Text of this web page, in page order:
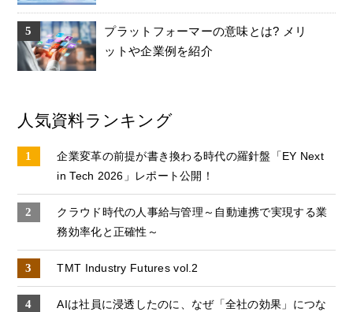
プラットフォーマーの意味とは? メリ
ットや企業例を紹介
人気資料ランキング
企業変革の前提が書き換わる時代の羅針盤「EY Next
in Tech 2026」レポート公開！
クラウド時代の人事給与管理～自動連携で実現する業
務効率化と正確性～
TMT Industry Futures vol.2
AIは社員に浸透したのに、なぜ「全社の効果」につな